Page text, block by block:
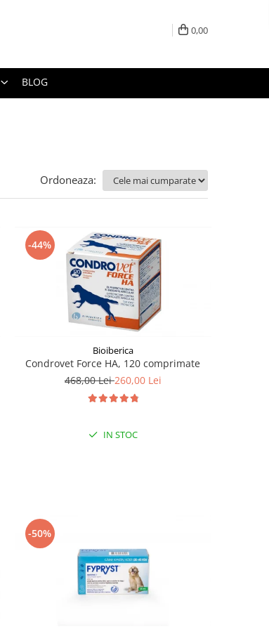
0,00
BLOG
Ordoneaza:
-44%
Bioiberica
Condrovet Force HA, 120 comprimate
468,00 Lei260,00 Lei
IN STOC
-50%